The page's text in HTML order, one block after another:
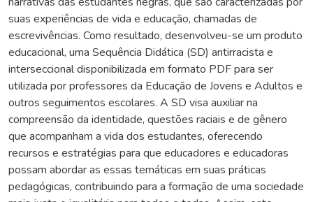
suas experiências de vida e educação, chamadas de
escrevivências. Como resultado, desenvolveu-se um produto
educacional, uma Sequência Didática (SD) antirracista e
interseccional disponibilizada em formato PDF para ser
utilizada por professores da Educação de Jovens e Adultos e
outros seguimentos escolares. A SD visa auxiliar na
compreensão da identidade, questões raciais e de gênero
que acompanham a vida dos estudantes, oferecendo
recursos e estratégias para que educadores e educadoras
possam abordar as essas temáticas em suas práticas
pedagógicas, contribuindo para a formação de uma sociedade